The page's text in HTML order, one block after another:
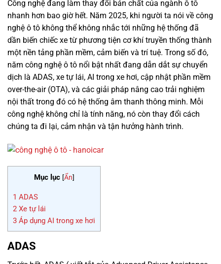
Công nghệ đang làm thay đổi bản chất của ngành ô tô
nhanh hơn bao giờ hết. Năm 2025, khi người ta nói về công
nghệ ô tô không thể không nhắc tới những hệ thống đã
dần biến chiếc xe từ phương tiện cơ khí truyền thống thành
một nền tảng phần mềm, cảm biến và trí tuệ. Trong số đó,
năm công nghệ ô tô nổi bật nhất đang dẫn dắt sự chuyển
dịch là ADAS, xe tự lái, AI trong xe hơi, cập nhật phần mềm
over-the-air (OTA), và các giải pháp nâng cao trải nghiệm
nội thất trong đó có hệ thống âm thanh thông minh. Mỗi
công nghệ không chỉ là tính năng, nó còn thay đổi cách
chúng ta đi lại, cảm nhận và tận hưởng hành trình.
Mục lục [Ẩn]
1 ADAS
2 Xe tự lái
3 Áp dụng AI trong xe hơi
ADAS